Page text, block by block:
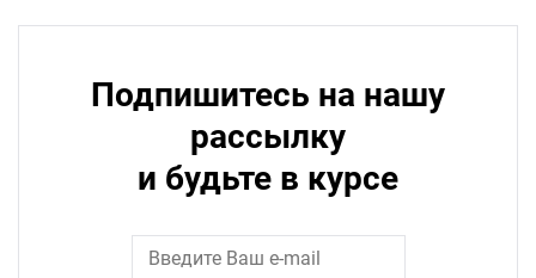
Подпишитесь на нашу
рассылку
и будьте в курсе